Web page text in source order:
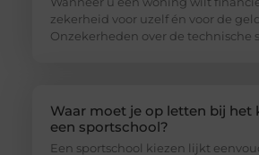
zekerheid voor uzelf én voor de
Onzekerheden over de technische
Waar moet je op letten bij het
een sportschool?
Een sportschool kiezen lijkt